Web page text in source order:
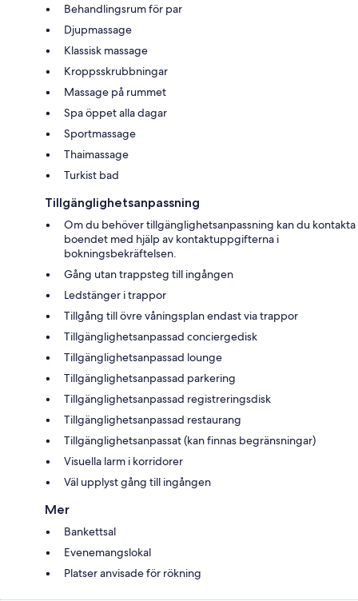
Behandlingsrum för par
Djupmassage
Klassisk massage
Kroppsskrubbningar
Massage på rummet
Spa öppet alla dagar
Sportmassage
Thaimassage
Turkist bad
Tillgänglighetsanpassning
Om du behöver tillgänglighetsanpassning kan du kontakta
boendet med hjälp av kontaktuppgifterna i
bokningsbekräftelsen.
Gång utan trappsteg till ingången
Ledstänger i trappor
Tillgång till övre våningsplan endast via trappor
Tillgänglighetsanpassad conciergedisk
Tillgänglighetsanpassad lounge
Tillgänglighetsanpassad parkering
Tillgänglighetsanpassad registreringsdisk
Tillgänglighetsanpassad restaurang
Tillgänglighetsanpassat (kan finnas begränsningar)
Visuella larm i korridorer
Väl upplyst gång till ingången
Mer
Bankettsal
Evenemangslokal
Platser anvisade för rökning